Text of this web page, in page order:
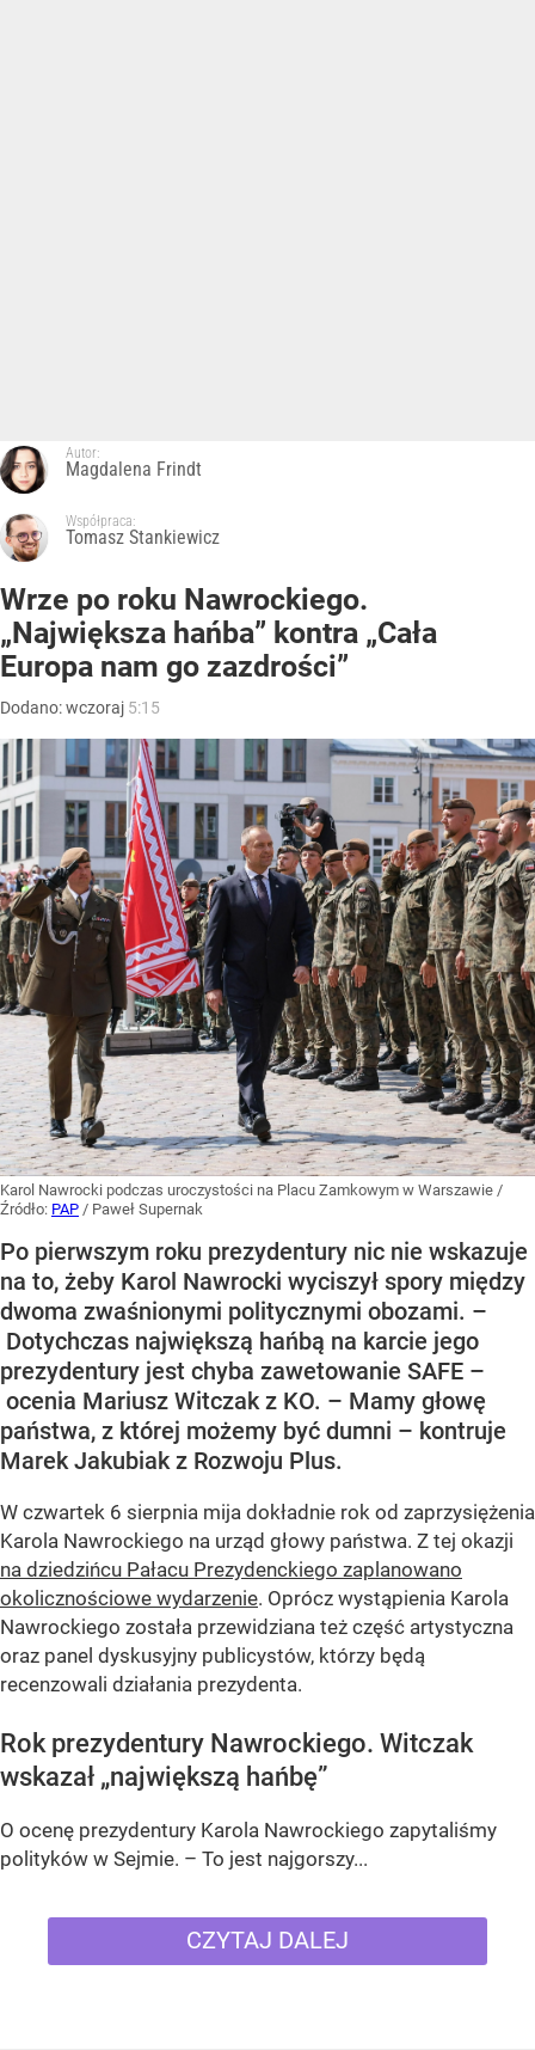
Autor:
Magdalena Frindt
Współpraca:
Tomasz Stankiewicz
Wrze po roku Nawrockiego.
„Największa hańba” kontra „Cała
Europa nam go zazdrości”
Dodano:wczoraj 5:15
Karol Nawrocki podczas uroczystości na Placu Zamkowym w Warszawie /
Źródło: PAP / Paweł Supernak
Po pierwszym roku prezydentury nic nie wskazuje
na to, żeby Karol Nawrocki wyciszył spory między
dwoma zwaśnionymi politycznymi obozami. –
Dotychczas największą hańbą na karcie jego
prezydentury jest chyba zawetowanie SAFE –
ocenia Mariusz Witczak z KO. – Mamy głowę
państwa, z której możemy być dumni – kontruje
Marek Jakubiak z Rozwoju Plus.
W czwartek 6 sierpnia mija dokładnie rok od zaprzysiężenia
Karola Nawrockiego na urząd głowy państwa. Z tej okazji
na dziedzińcu Pałacu Prezydenckiego zaplanowano
okolicznościowe wydarzenie. Oprócz wystąpienia Karola
Nawrockiego została przewidziana też część artystyczna
oraz panel dyskusyjny publicystów, którzy będą
recenzowali działania prezydenta.
Rok prezydentury Nawrockiego. Witczak
wskazał „największą hańbę”
O ocenę prezydentury Karola Nawrockiego zapytaliśmy
polityków w Sejmie. – To jest najgorszy...
CZYTAJ DALEJ